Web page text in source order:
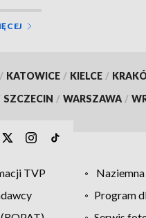
/ KATOWICE / KIELCE /
SZCZECIN / WARSZAWA /
TVP
Program